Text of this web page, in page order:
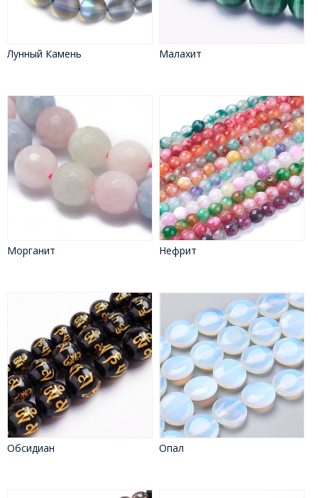
Лунный Камень Малахит
Морганит Нефрит
Обсидиан Опал